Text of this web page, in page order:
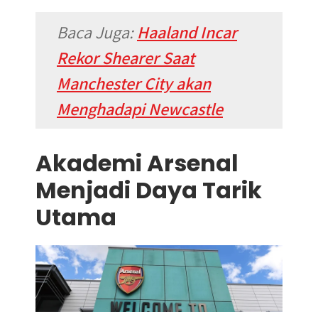
Baca Juga:Haaland Incar
Rekor Shearer Saat
Manchester City akan
Menghadapi Newcastle
Akademi Arsenal
Menjadi Daya Tarik
Utama